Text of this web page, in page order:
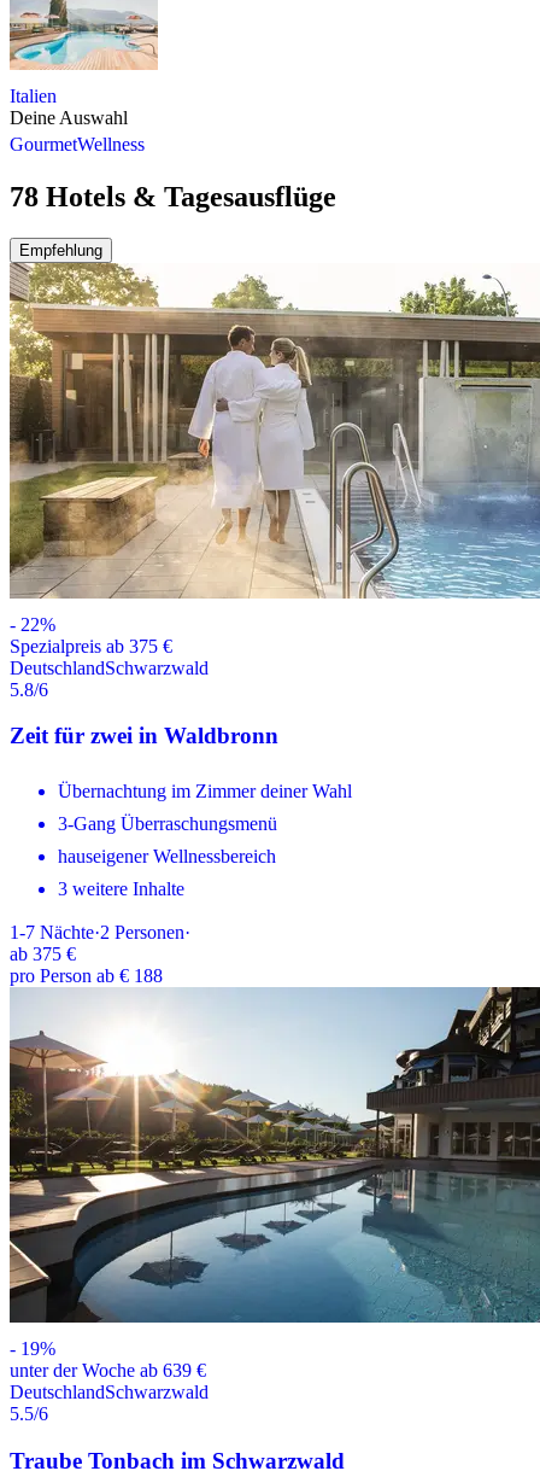
Italien
Deine Auswahl
GourmetWellness
78 Hotels & Tagesausflüge
Empfehlung
- 22%
Spezialpreis ab 375 €
DeutschlandSchwarzwald
5.8/6
Zeit für zwei in Waldbronn
Übernachtung im Zimmer deiner Wahl
3-Gang Überraschungsmenü
hauseigener Wellnessbereich
3 weitere Inhalte
1-7 Nächte·2 Personen·
ab 375 €
pro Person ab € 188
- 19%
unter der Woche ab 639 €
DeutschlandSchwarzwald
5.5/6
Traube Tonbach im Schwarzwald